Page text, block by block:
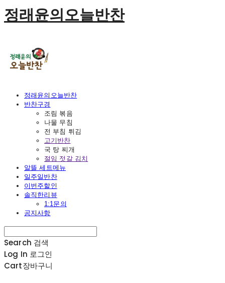
정래윤의오늘반찬
정래윤의오늘반찬
반찬구경
조림 볶음
나물 무침
전 부침 튀김
고기반찬
국 탕 찌개
절임 젓갈 김치
알뜰 세트메뉴
일주일반찬
이번주할인
솔직한리뷰
1:1문의
공지사항
Search 검색
Log In 로그인
Cart장바구니